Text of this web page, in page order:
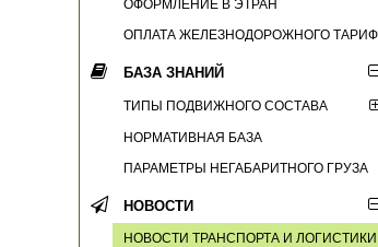
ОФОРМЛЕНИЕ В ЭТРАН
ОПЛАТА ЖЕЛЕЗНОДОРОЖНОГО
БАЗА ЗНАНИЙ
ТИПЫ ПОДВИЖНОГО СОСТАВА
НОРМАТИВНАЯ БАЗА
ПАРАМЕТРЫ НЕГАБАРИТНОГО ГРУЗА
НОВОСТИ
НОВОСТИ ТРАНСПОРТА И ЛОГИСТИКИ